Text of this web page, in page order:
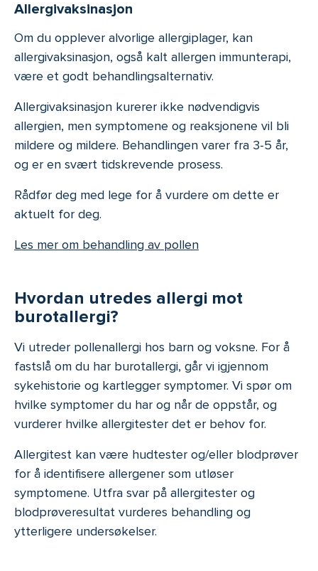
Allergivaksinasjon
Om du opplever alvorlige allergiplager, kan
allergivaksinasjon, også kalt allergen immunterapi,
være et godt behandlingsalternativ.
Allergivaksinasjon kurerer ikke nødvendigvis
allergien, men symptomene og reaksjonene vil bli
mildere og mildere. Behandlingen varer fra 3-5 år,
og er en svært tidskrevende prosess.
Rådfør deg med lege for å vurdere om dette er
aktuelt for deg.
Les mer om behandling av pollen
Hvordan utredes allergi mot
burotallergi?
Vi utreder pollenallergi hos barn og voksne. For å
fastslå om du har burotallergi, går vi igjennom
sykehistorie og kartlegger symptomer. Vi spør om
hvilke symptomer du har og når de oppstår, og
vurderer hvilke allergitester det er behov for.
Allergitest kan være hudtester og/eller blodprøver
for å identifisere allergener som utløser
symptomene. Utfra svar på allergitester og
blodprøveresultat vurderes behandling og
ytterligere undersøkelser.